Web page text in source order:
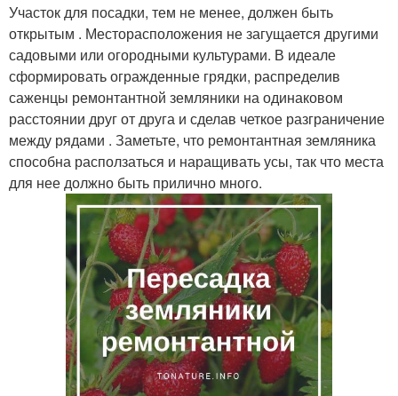
Участок для посадки, тем не менее, должен быть
открытым . Месторасположения не загущается другими
садовыми или огородными культурами. В идеале
сформировать огражденные грядки, распределив
саженцы ремонтантной земляники на одинаковом
расстоянии друг от друга и сделав четкое разграничение
между рядами . Заметьте, что ремонтантная земляника
способна расползаться и наращивать усы, так что места
для нее должно быть прилично много.